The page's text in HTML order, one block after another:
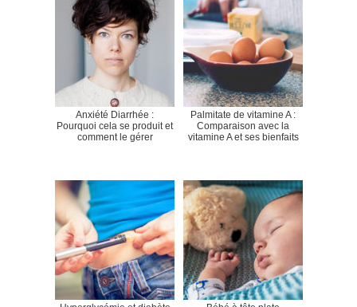
Anxiété Diarrhée :
Pourquoi cela se produit et
comment le gérer
Palmitate de vitamine A :
Comparaison avec la
vitamine A et ses bienfaits